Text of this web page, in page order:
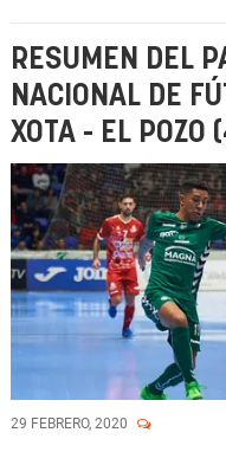
RESUMEN DEL
NACIONAL DE
XOTA - EL POZO
29 FEBRERO, 2020